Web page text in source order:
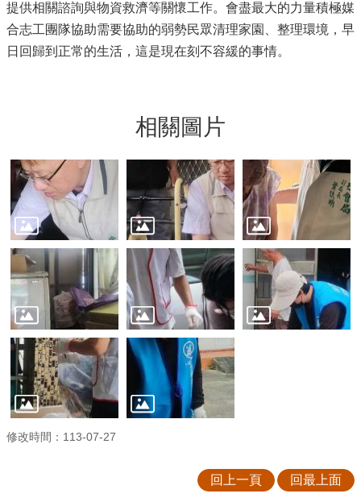
提供相關諮詢與物資救濟等關懷工作。會盡最大的力量積極媒
合志工團隊協助需要協助的弱勢民眾清理家園、整理環境，早
日回歸到正常的生活，這是現在刻不容緩的事情。
相關圖片
修改時間：113-07-27
回上一頁 回最上面